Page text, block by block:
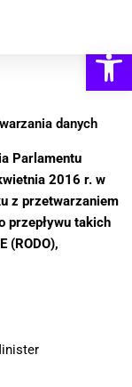
danych
Parlamentu
2016 r. w
z przetwarzaniem
przepływu takich
(RODO),